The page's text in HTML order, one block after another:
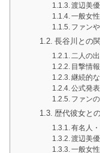
渡辺美
一般女
ファン
長谷川との
二人の
目撃情
継続的
公式発
ファン
歴代彼女と
有名人
渡辺美
一般女